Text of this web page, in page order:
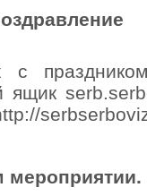
с
ящик